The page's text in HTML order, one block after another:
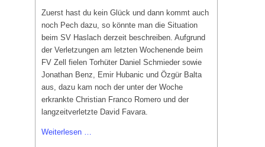
SVH Reisegruppe
Projekte
Stadionsanierung 2020
Kunstrasen 2010
Events
Erfolge
Zuerst hast du kein Glück und dann kommt auch
noch Pech dazu, so könnte man die Situation
beim SV Haslach derzeit beschreiben. Aufgrund
der Verletzungen am letzten Wochenende beim
FV Zell fielen Torhüter Daniel Schmieder sowie
Jonathan Benz, Emir Hubanic und Özgür Balta
aus, dazu kam noch der unter der Woche
erkrankte Christian Franco Romero und der
langzeitverletzte David Favara.
Weiterlesen …